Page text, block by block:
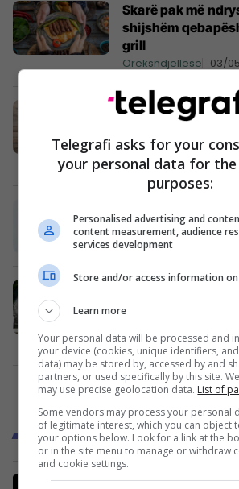
Skarë pak më
shijshëm
grill
Oreksndjellëse 03/
Për shkak të
krepat bëhen të
të mund t’i hani!
Oreksndjellëse 25/
Receta vegjetariane
marrin më të
Pjata kryesore 19/
3
Trend Kuzhina
Pite verore me
Telegrafi asks for your
your personal data for
purposes:
Personalised advertising and
content measurement, audience
services development
Store and/or access information on
Learn more
Your personal data will be processed and
your device (cookies, unique identifiers,
data) may be stored by, accessed by and
partners, or used specifically by this site.
may use precise geolocation data. List of
Some vendors may process your personal
of legitimate interest, which you can object
your options below. Look for a link at the
or in the site menu to manage or withdraw
and cookie settings.